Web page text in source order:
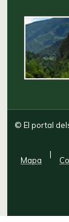
© El portal
Mapa
|